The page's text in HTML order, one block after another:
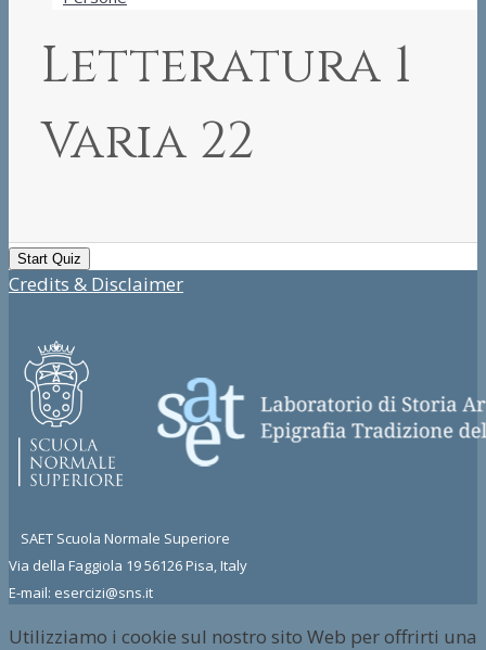
Letteratura 1
Varia 22
Credits & Disclaimer
SAET Scuola Normale Superiore
Via della Faggiola 19 56126 Pisa, Italy
E-mail: esercizi@sns.it
Utilizziamo i cookie sul nostro sito Web per offrirti una